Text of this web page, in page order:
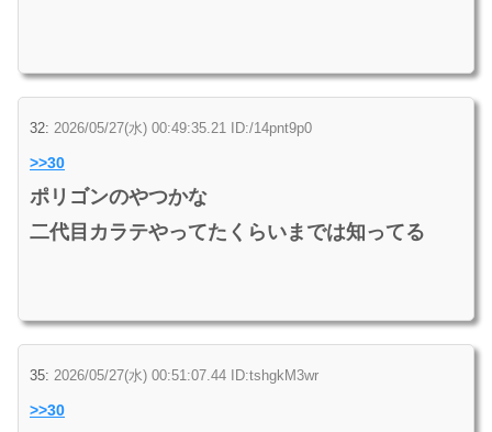
32: 2026/05/27(水) 00:49:35.21 ID:/14pnt9p0
>>30
ポリゴンのやつかな
二代目カラテやってたくらいまでは知ってる
35: 2026/05/27(水) 00:51:07.44 ID:tshgkM3wr
>>30